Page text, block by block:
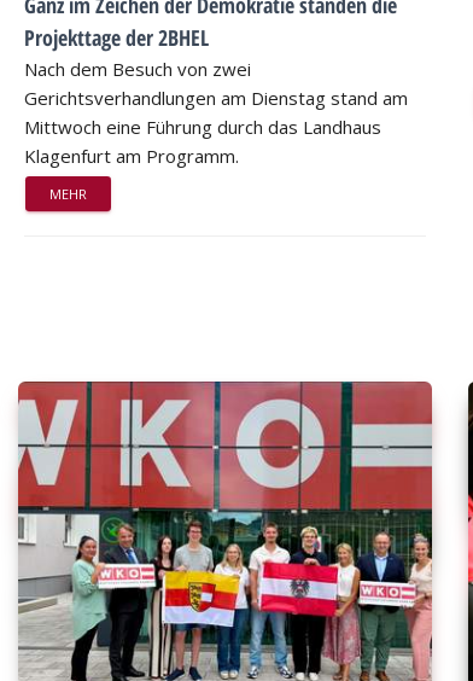
Projekttage der 2BHEL
Nach dem Besuch von zwei
Gerichtsverhandlungen am Dienstag stand am
Mittwoch eine Führung durch das Landhaus
Klagenfurt am Programm.
MEHR